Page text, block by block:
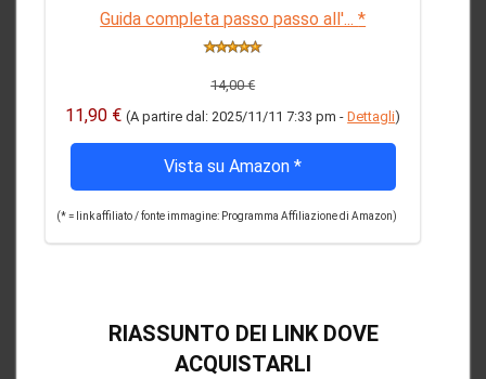
Guida completa passo passo all'...*
14,00 €
11,90 € (A partire dal: 2025/11/11 7:33 pm -Dettagli)
Vista su Amazon*
(* = link affiliato / fonte immagine: Programma Affiliazione di Amazon)
RIASSUNTO DEI LINK DOVE
ACQUISTARLI